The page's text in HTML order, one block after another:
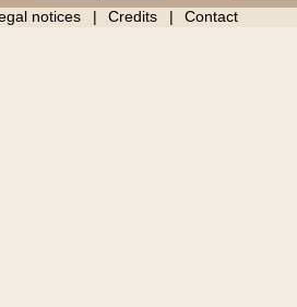
notices Credits Contact